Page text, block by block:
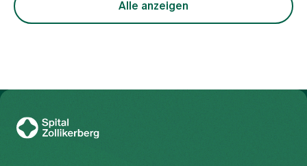
Alle anzeigen